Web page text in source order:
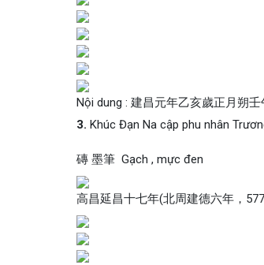
Nội dung : 建昌元年乙亥歲正月朔
3. Khúc Đạn Na cập phu nhân
磚 墨筆 Gạch , mực đen
高昌延昌十七年(北周建德六年，